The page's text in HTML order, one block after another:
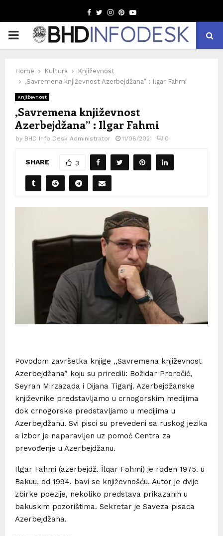
Facebook
TwitterInstagram
Pinterest
Youtube
PRIMARY
Home Kultura
Književnost
,Savremena književnost Azerbejdžana” : Ilgar Fahmi
Književnost
,Savremena književnost
Azerbejdžana” : Ilgar Fahmi
by BHD Info Desk Administrator 11/08/2021 0
SHARE 3
Povodom završetka knjige ,,Savremena književnost
Azerbejdžana” koju su priredili: Božidar Proročić,
Seyran Mirzazada i Dijana Tiganj. Azerbejdžanske
književnike predstavljamo u crnogorskim medijima
dok crnogorske predstavljamo u medijima u
Azerbejdžanu. Svi pisci su prevedeni sa ruskog jezika
a izbor je naparavljen uz pomoć Centra za
prevođenje u Azerbejdžanu.
Ilgar Fahmi (azerbejdž. İlqar Fəhmi) je rođen 1975. u
Bakuu, od 1994. bavi se književnošću. Autor je dvije
zbirke poezije, nekoliko predstava prikazanih u
bakuskim pozorištima. Sekretar je Saveza pisaca
Azerbejdžana.